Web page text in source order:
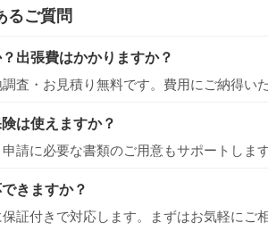
るご質問
出張費はかかりますか？
査・お見積り無料です。費用にご納得い
は使えますか？
請に必要な書類のご用意もサポートしま
きますか？
証付きで対応します。まずはお気軽にご相